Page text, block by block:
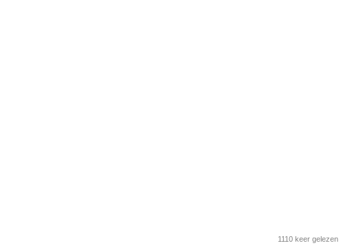
1110 keer gelezen